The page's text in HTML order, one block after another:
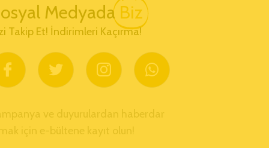
Medyada Biz
Takip Et! İndirimleri Kaçırma!
ve duyurulardan haberdar
için e-bültene kayıt olun!